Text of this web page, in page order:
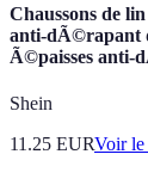
Chaussons de
anti-dÃ©rapant
Ã©paisses anti-
Shein
11.25 EURVoir